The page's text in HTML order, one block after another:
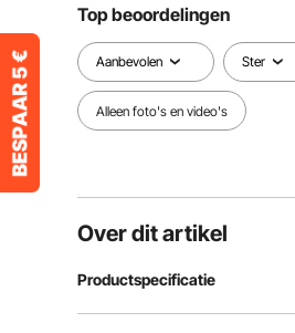
Top beoordelingen
Aanbevolen Ster
Alleen foto's en video's
Over dit artikel
Productspecificatie